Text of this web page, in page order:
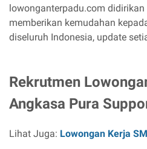
lowonganterpadu.com
memberikan kemudahan
diseluruh Indonesia, update
Rekrutmen
Angkasa Pura
Lihat Juga: Lowongan Kerja